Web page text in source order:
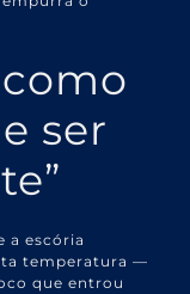
ser
a escória
temperatura —
que entrou